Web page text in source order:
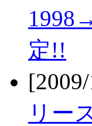
定!!
リー